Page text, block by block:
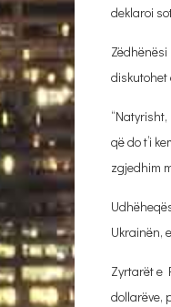
deklaroi
diskutohet
që do t’i
zgjedhim
Ukrainën,
Zyrtarët e
dollarëve,